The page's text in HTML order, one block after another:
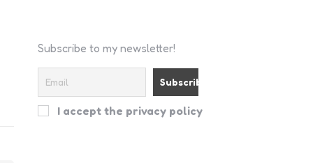
Subscribe to my newsletter!
I accept the privacy policy